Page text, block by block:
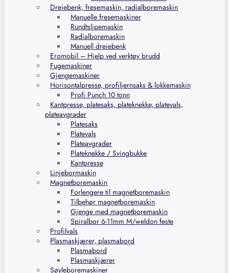
Dreiebenk, fresemaskin, radialboremaskin
Manuelle fresemaskiner
Rundtslipemaskin
Radialboremaskin
Manuell dreiebenk
Eromobil – Hjelp ved verktøy brudd
Fugemaskiner
Gjengemaskiner
Horisontalpresse, profiljernsaks & lokkemaskin
Profi Punch 10 tonn
Kantpresse, platesaks, plateknekke, platevals,
plateavgrader
Platesaks
Platevals
Plateavgrader
Plateknekke / Svingbukke
Kantpresse
Linjebormaskin
Magnetboremaskin
Forlengere til magnetboremaskin
Tilbehør magnetboremaskin
Gjenge med magnetboremaskin
Spiralbor 6-11mm M/weldon feste
Profilvals
Plasmaskjærer, plasmabord
Plasmabord
Plasmaskjærer
Søyleboremaskiner